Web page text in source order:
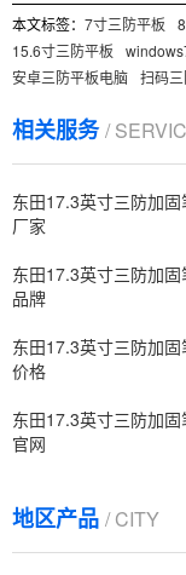
本文标签： 7寸三防平板
15.6寸三防平板
安卓三防平板电脑 扫码
相关服务/
东田17.3英寸三防加
厂家
东田17.3英寸三防加
品牌
东田17.3英寸三防加
价格
东田17.3英寸三防加
官网
地区产品 / CITY